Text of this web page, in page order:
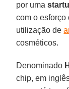
por uma
com o esforço
utilização de
cosméticos.
Denominado
chip, em